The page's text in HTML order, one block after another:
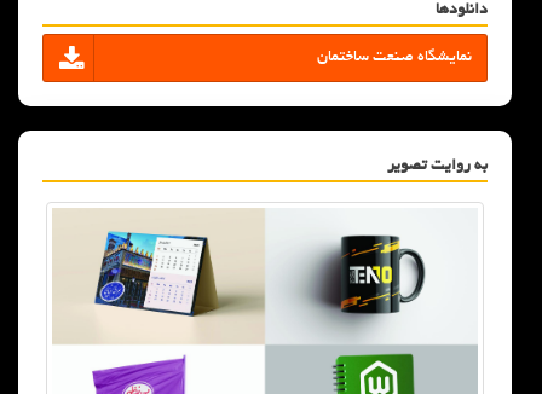
دانلودها
نمایشگاه صنعت ساختمان
به روایت تصویر